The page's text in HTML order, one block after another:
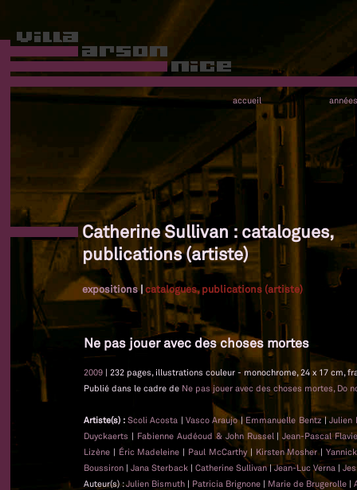
accueil années
Catherine Sullivan : catalogues,
publications (artiste)
expositions|catalogues, publications (artiste)
Ne pas jouer avec des choses mortes
2009 | 232 pages, illustrations couleur - monochrome, 24 x 17 cm,
Publié dans le cadre de Ne pas jouer avec des choses mortes, Do
Artiste(s) : Scoli Acosta |Vasco Araujo|Emmanuelle Bentz|Julien
Duyckaerts | Fabienne Audéoud & John Russel |Jean-Pascal
Lizène | Éric Madeleine | Paul McCarthy| Kirsten Mosher|
Boussiron | Jana Sterback | Catherine Sullivan|Jean-Luc Verna |
Auteur(s) :Julien Bismuth | Patricia Brignone | Marie de Brugerolle |